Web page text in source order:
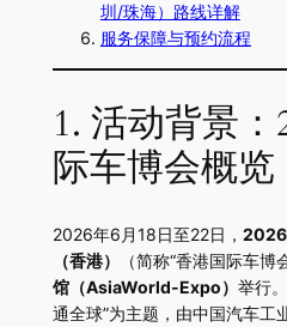
圳/珠海）路线详解
服务保障与预约流程
1. 活动背景
际车博会概览
2026年6月18日至22日， 2026
（香港）
（简称“香港国际车博
馆（AsiaWorld-Expo） 举行
通全球”为主题，由中国汽车工